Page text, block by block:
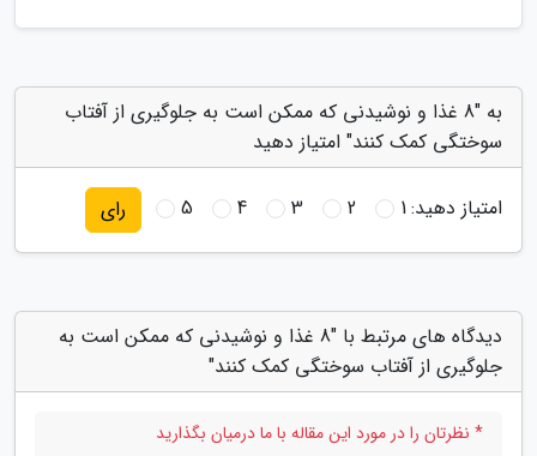
به "8 غذا و نوشیدنی که ممکن است به جلوگیری از آفتاب
سوختگی کمک کنند" امتیاز دهید
امتیاز دهید:1
2
3
4
5 رای
دیدگاه های مرتبط با "8 غذا و نوشیدنی که ممکن است به
جلوگیری از آفتاب سوختگی کمک کنند"
* نظرتان را در مورد این مقاله با ما درمیان بگذارید